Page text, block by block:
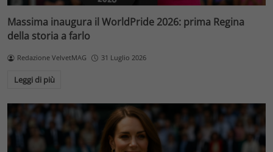
Massima inaugura il WorldPride 2026: prima Regina
della storia a farlo
Redazione VelvetMAG 31 Luglio 2026
Leggi di più